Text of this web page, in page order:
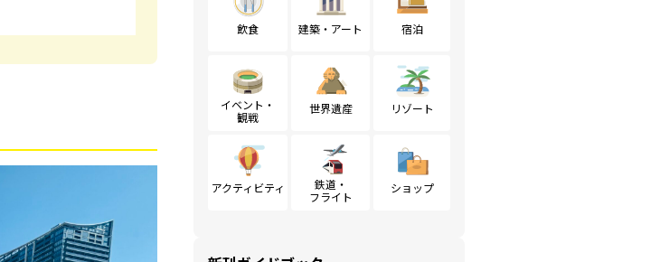
飲食 建築・アート 宿泊
イベント・
観戦
世界遺産 リゾート
アクティビティ
鉄道・
フライト
ショップ